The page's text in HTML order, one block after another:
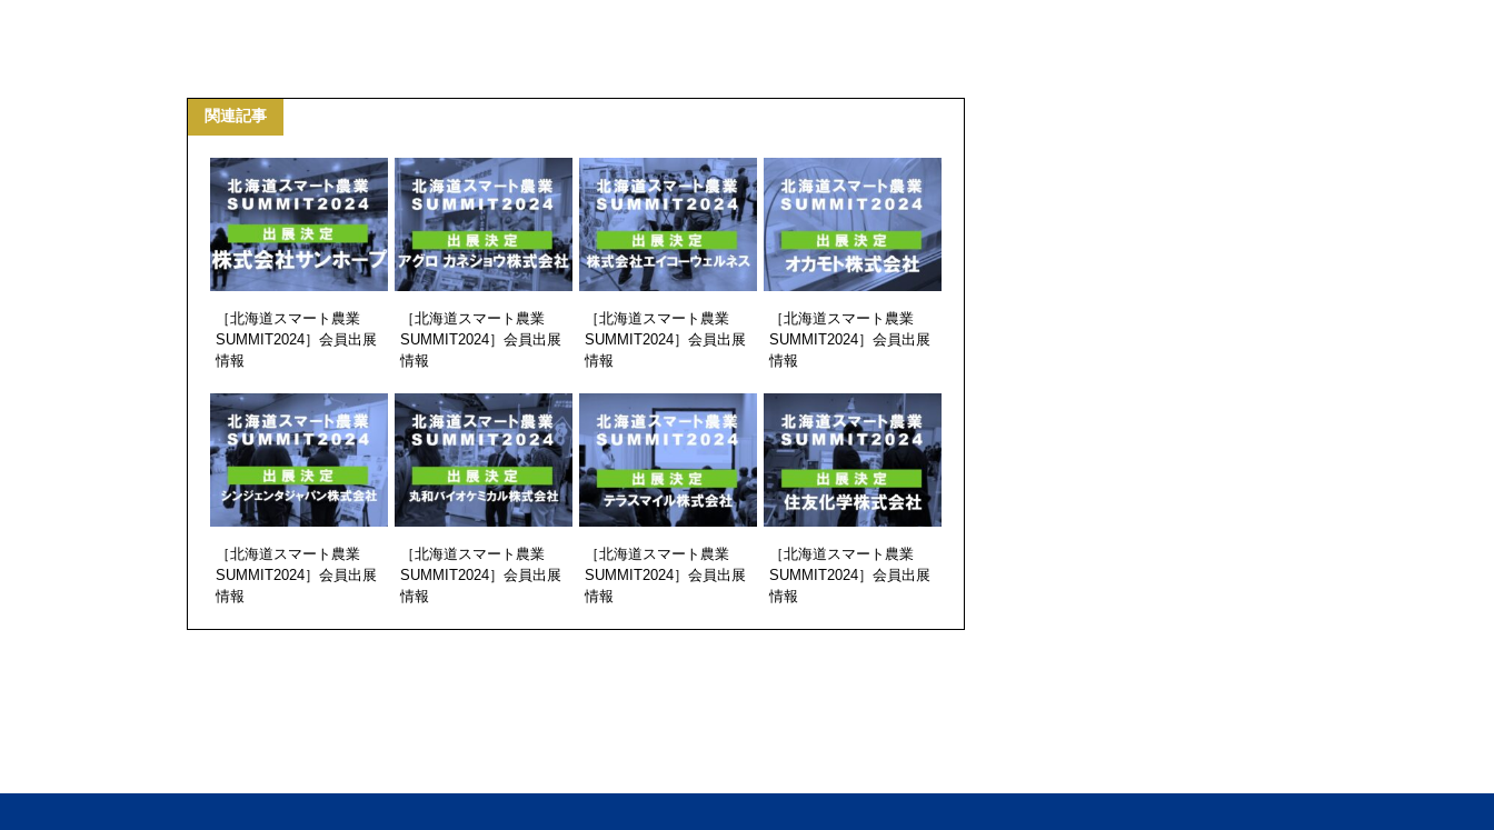
関連記事
［北海道スマート農業
SUMMIT2024］会員出展
情報
［北海道スマート農業
SUMMIT2024］会員出展
情報
［北海道スマート農業
SUMMIT2024］会員出展
情報
［北海道スマート農業
SUMMIT2024］会員出展
情報
［北海道スマート農業
SUMMIT2024］会員出展
情報
［北海道スマート農業
SUMMIT2024］会員出展
情報
［北海道スマート農業
SUMMIT2024］会員出展
情報
［北海道スマート農業
SUMMIT2024］会員出展
情報